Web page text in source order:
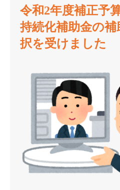
令和2年度補正予
持続化補助金の
択を受けました